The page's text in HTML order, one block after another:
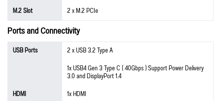
M.2 Slot
2 x M.2 PCIe
Ports and Connectivity
USB Ports
2 x USB 3.2 Type A
1x USB4 Gen 3 Type C ( 40Gbps ) Support Power Delivery
3.0 and DisplayPort 1.4
HDMI
1x HDMI